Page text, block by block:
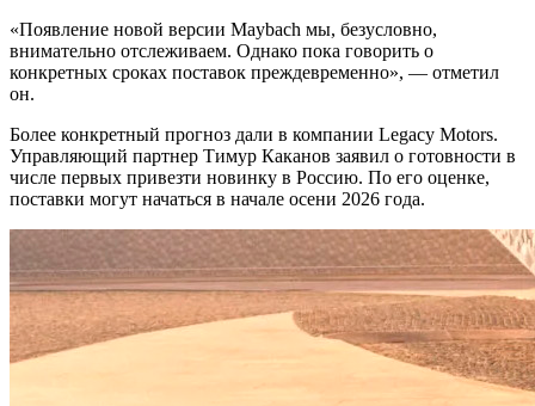
«Появление новой версии Maybach мы, безусловно,
внимательно отслеживаем. Однако пока говорить о
конкретных сроках поставок преждевременно», — отметил
он.
Более конкретный прогноз дали в компании Legacy Motors.
Управляющий партнер Тимур Каканов заявил о готовности в
числе первых привезти новинку в Россию. По его оценке,
поставки могут начаться в начале осени 2026 года.